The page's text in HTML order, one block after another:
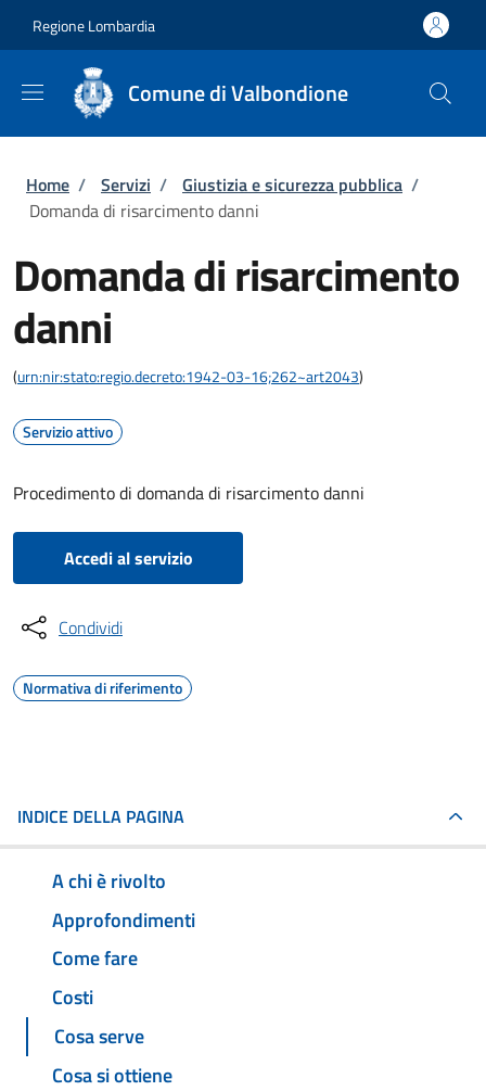
Regione Lombardia
Comune di Valbondione
Briciole di pane
Home / Servizi / Giustizia e sicurezza pubblica /
Domanda di risarcimento danni
Domanda di risarcimento
danni
(urn:nir:stato:regio.decreto:1942-03-16;262~art2043)
Servizio attivo
Procedimento di domanda di risarcimento danni
Accedi al servizio
Condividi
Normativa di riferimento
INDICE DELLA PAGINA
A chi è rivolto
Approfondimenti
Come fare
Costi
Cosa serve
Cosa si ottiene